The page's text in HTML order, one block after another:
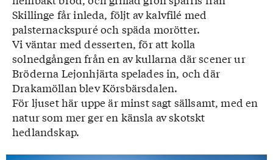
Skillinge får inleda, följt av kalvfilé med
palsternackspuré och späda morötter.
Vi väntar med desserten, för att kolla
solnedgången från en av kullarna där scener ur
Bröderna Lejonhjärta spelades in, och där
Drakamöllan blev Körsbärsdalen.
För ljuset här uppe är minst sagt sällsamt, med en
natur som mer ger en känsla av skotskt
hedlandskap.